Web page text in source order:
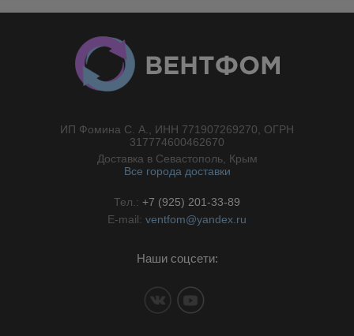
ИП Фомина С. А., ИНН 771907269270, ОГРН
317774600462670
Доставка в Севастополь, Крым
Все города доставки
Тел.: +7 (925) 201-33-89
E-mail: ventfom@yandex.ru
Наши соцсети: